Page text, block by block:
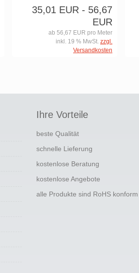
35,01 EUR - 56,67
EUR
ab 56,67 EUR pro Meter
inkl. 19 % MwSt. zzgl.
Versandkosten
Ihre Vorteile
beste Qualität
schnelle Lieferung
kostenlose Beratung
kostenlose Angebote
alle Produkte sind RoHS konform